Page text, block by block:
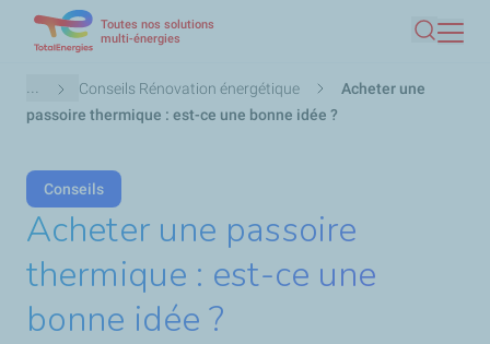
contenu
principal
Toutes nos solutions
multi-énergies
Fil
d'Ariane
... Conseils Rénovation énergétique
Acheter une
passoire thermique : est-ce une bonne idée ?
Conseils
Acheter une passoire
thermique : est-ce une
bonne idée ?